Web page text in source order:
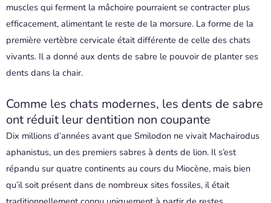
muscles qui ferment la mâchoire pourraient se contracter plus
efficacement, alimentant le reste de la morsure. La forme de la
première vertèbre cervicale était différente de celle des chats
vivants. Il a donné aux dents de sabre le pouvoir de planter ses
dents dans la chair.
Comme les chats modernes, les dents de sabre
ont réduit leur dentition non coupante
Dix millions d’années avant que Smilodon ne vivait Machairodus
aphanistus, un des premiers sabres à dents de lion. Il s’est
répandu sur quatre continents au cours du Miocène, mais bien
qu’il soit présent dans de nombreux sites fossiles, il était